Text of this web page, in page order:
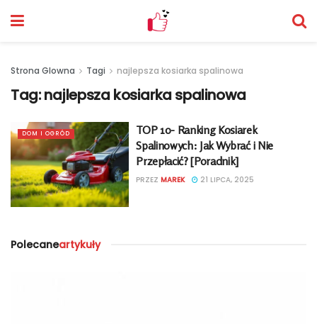
Strona Glowna Tagi najlepsza kosiarka spalinowa
Tag:najlepsza kosiarka spalinowa
DOM I OGRÓD
TOP 10- Ranking Kosiarek
Spalinowych: Jak Wybrać i Nie
Przepłacić? [Poradnik]
PRZEZ MAREK 21 LIPCA, 2025
Polecaneartykuły